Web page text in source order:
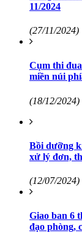
11/2024
(27/11/2024)
Cụm thi
miền núi
(18/12/2024)
Bồi dưỡng
xử lý đơn,
(12/07/2024)
Giao ban 6
đạo phòng,